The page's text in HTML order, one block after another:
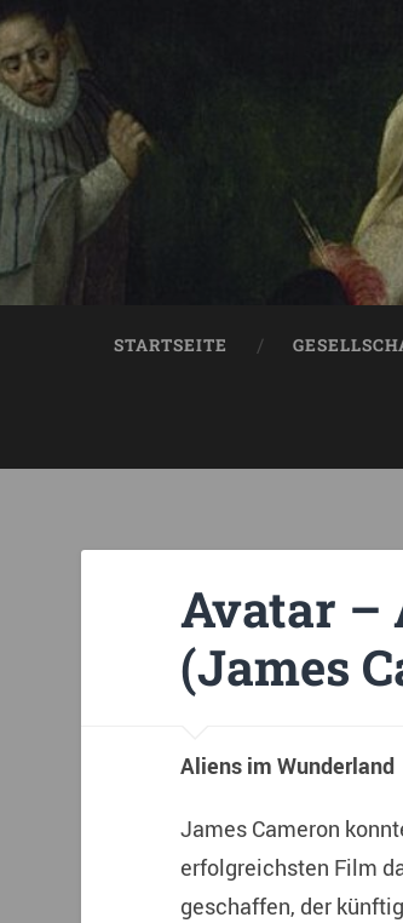
STARTSEITE
Avatar –
(James
Aliens im Wunderland
James Cameron
erfolgreichsten Film
geschaffen, der